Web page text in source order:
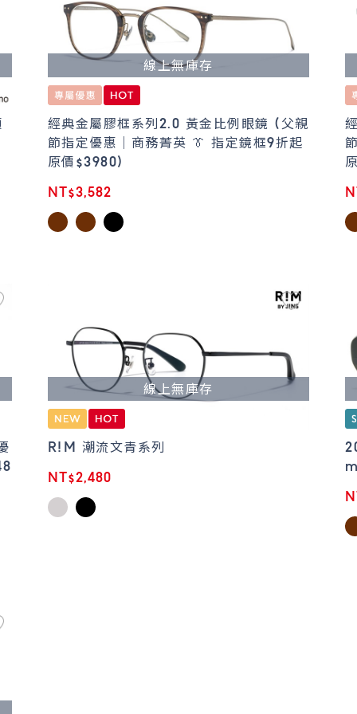
線上無庫存
經典金屬膠框系列2.0 黃金比例眼鏡 (父親
節指定優惠｜商務菁英 👔 指定鏡框9折起
原價$3980)
NT$3,582
線上無庫存
R!M 潮流文青系列
NT$2,480